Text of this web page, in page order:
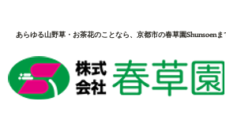
あらゆる山野草・お茶花のことなら、京都市の春草園Shunsoenま